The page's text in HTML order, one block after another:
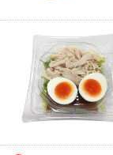
ニンテンドー・ダ
スキャン
ファクス
セブン銀行ATM
ご利用可能なお支
各種料金のお支払
チケットぴあ
イープラス
CNプレイガイド
タワーレコード
セブンネットショ
停電時のサービス
貸借対照表・損益
沿革
サステナビリティ
GREEN
店舗検索
お問い合わせ
Language